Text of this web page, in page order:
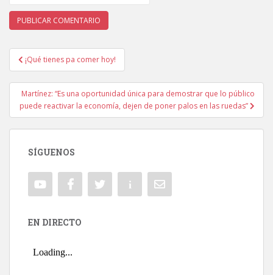
Navegación de entradas
¡Qué tienes pa comer hoy!
Martínez: “Es una oportunidad única para demostrar que lo público
puede reactivar la economía, dejen de poner palos en las ruedas”
SÍGUENOS
EN DIRECTO